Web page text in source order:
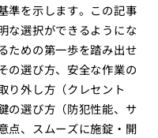
準を示します。この記事
な選択ができるようにな
ための第一歩を踏み出せ
の選び方、安全な作業の
り外し方（クレセント
の選び方（防犯性能、サ
点、スムーズに施錠・開